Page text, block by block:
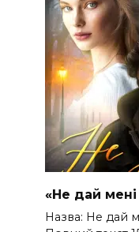
«Не дай мені
Назва: Не дай